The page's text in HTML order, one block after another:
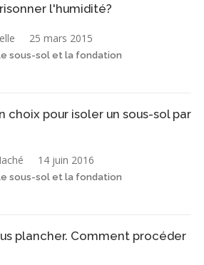
l'humidité?
25 mars 2015
sous-sol et la fondation
choix pour isoler un sous-sol par
14 juin 2016
sous-sol et la fondation
plancher. Comment procéder